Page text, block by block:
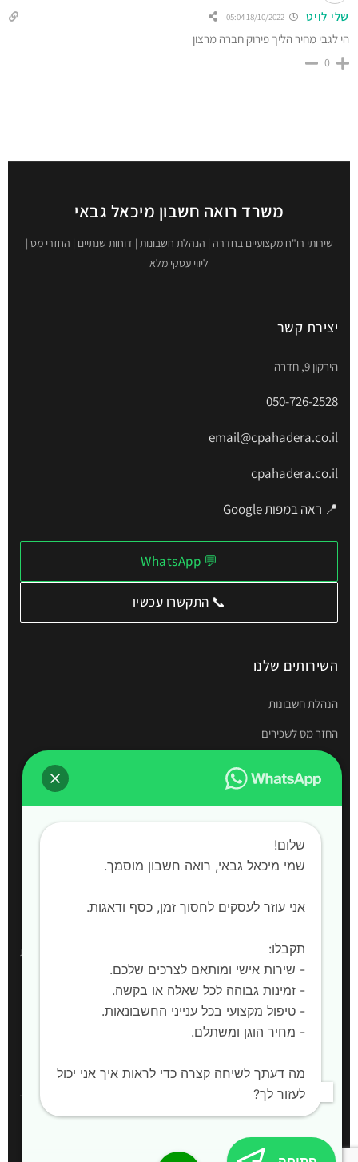
שלי לויט
הי לגבי מחיר הליך פירוק חברה מרצון
0
משרד רואה חשבון מיכאל גבאי
שירותי רו"ח מקצועיים בחדרה | הנהלת חשבונות | דוחות שנתיים | החזרי מס |
ליווי עסקי מלא
יצירת קשר
הירקון 9, חדרה
050-726-2528
email@cpahadera.co.il
cpahadera.co.il
📍 ראה במפות Google
💬 WhatsApp
📞 התקשרו עכשיו
השירותים שלנו
הנהלת חשבונות
החזר מס לשכירים
תיאום מס
חשבות שכר
הקמת חברות
אזורי שירות
רואה חשבון:חדרה, השרון, קיסריה, עמק חפר, פרדס חנה-כרכור, אביחיל, בית
ינאי, כפר חיים, אור עקיבא, בית יצחק שער חפר, חריש |שירות למחוז המרכז,
מחוז הצפון ויהודה ושומרון
🌐 לאתר המלא
© כל הזכויות שמורות להשם
שלום!
שמי מיכאל גבאי, רואה חשבון מוסמך. ‍
אני עוזר לעסקים לחסוך זמן, כסף ודאגות.
תקבלו:
- שירות אישי ומותאם לצרכים שלכם.
- זמינות גבוהה לכל שאלה או בקשה.
- טיפול מקצועי בכל ענייני החשבונאות.
- מחיר הוגן ומשתלם.
מה דעתך לשיחה קצרה כדי לראות איך אני יכול
לעזור לך?